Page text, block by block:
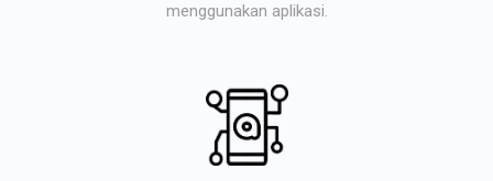
menggunakan aplikasi.